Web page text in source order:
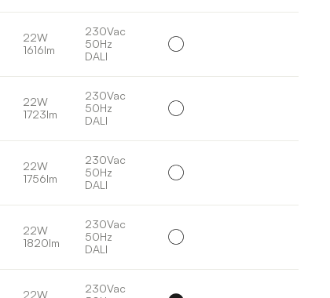
22W
1616lm
230Vac
50Hz
DALI
22W
1723lm
230Vac
50Hz
DALI
22W
1756lm
230Vac
50Hz
DALI
22W
1820lm
230Vac
50Hz
DALI
22W
230Vac